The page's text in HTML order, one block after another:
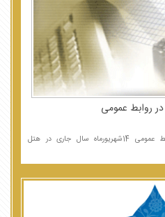
روابط عمومی
سومین کنفرانس حرفه‌ای‌گرایی در روابط عمومی 14شهریورماه سال جاری در هتل